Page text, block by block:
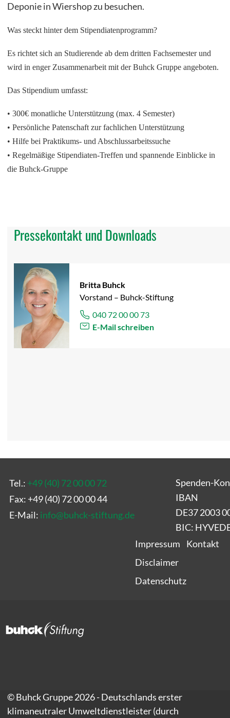
Deponie in Wiershop zu besuchen.
Was steckt hinter dem Stipendiatenprogramm?
Es richtet sich an Studierende ab dem dritten Fachsemester und
wird in enger Zusammenarbeit mit der Buhck Gruppe angeboten.
Das Stipendium umfasst:
• 300€ monatliche Unterstützung (max. 4 Semester)
• Persönliche Patenschaft zur fachlichen Unterstützung
• Hilfe bei Praktikums- und Abschlussarbeitssuche
• Regelmäßige Stipendiaten-Treffen und spannende Einblicke in
die Buhck-Gruppe
Pressekontakt und Downloads
Britta Buhck
Vorstand – Buhck-Stiftung
040 72 00 00 73
E-Mail schreiben
Tel.: +49 (40) 72 00 00 72
Fax: +49 (40) 72 00 00 44
E-Mail: info@buhck-stiftung.de
Spenden-
IBAN
DE37 2003
BIC:
Impressum
Disclaimer
Datenschutz
Kontakt
© Buhck Gruppe 2026 - Deutschlands erster
klimaneutraler Umweltdienstleister (durch